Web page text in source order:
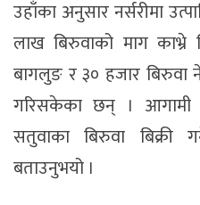
उहाँका अनुसार नर्सरीमा
लाख बिरुवाको माग काभ्रे
बागलुङ र ३० हजार बिरुवा
गरिसकेका छन् । आगामी
सतुवाका बिरुवा बिक्री
बताउनुभयो ।